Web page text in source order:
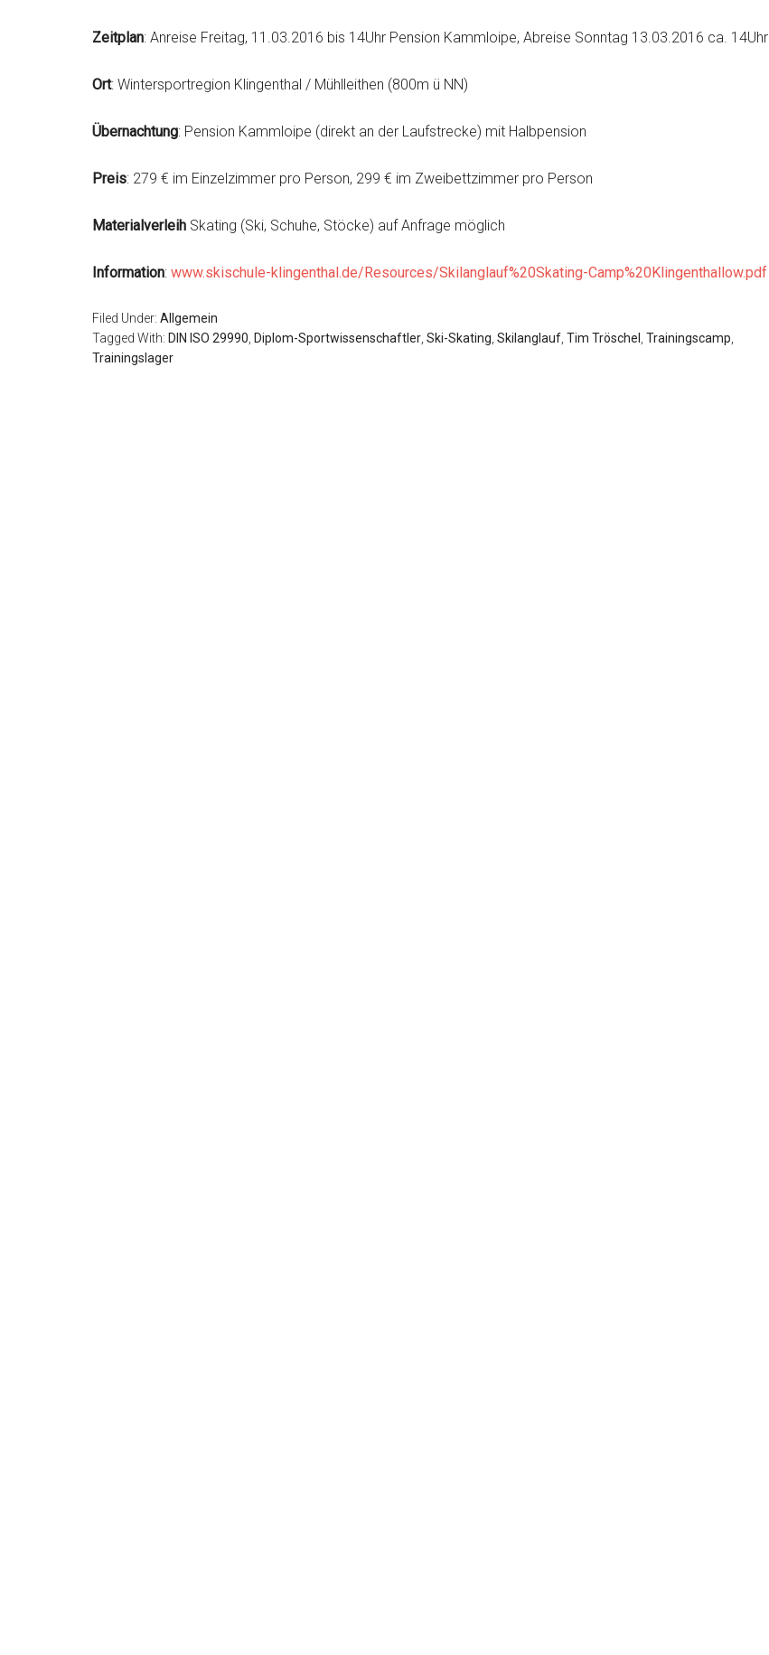
Zeitplan: Anreise Freitag, 11.03.2016 bis 14Uhr Pension Kammloipe, Abreise Sonntag 13.03.2016 ca. 14Uhr
Ort: Wintersportregion Klingenthal / Mühlleithen (800m ü NN)
Übernachtung: Pension Kammloipe (direkt an der Laufstrecke) mit Halbpension
Preis: 279 € im Einzelzimmer pro Person, 299 € im Zweibettzimmer pro Person
Materialverleih Skating (Ski, Schuhe, Stöcke) auf Anfrage möglich
Information: www.skischule-klingenthal.de/Resources/Skilanglauf%20Skating-Camp%20Klingenthallow.pdf
Filed Under: Allgemein
Tagged With: DIN ISO 29990 Diplom-Sportwissenschaftler Ski-Skating Skilanglauf Tim Tröschel Trainingscamp
Trainingslager